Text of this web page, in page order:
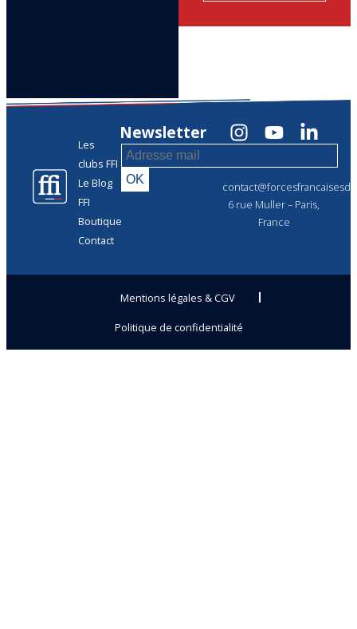
Les
clubs FFI
Le Blog
FFI
Boutique
Contact
6 rue Muller – Paris,
France
Newsletter
Mentions légales & CGV
Politique de confidentialité